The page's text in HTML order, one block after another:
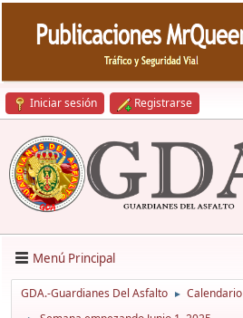
Iniciar sesión Registrarse
Menú Principal
GDA.-Guardianes Del Asfalto ► Calendario